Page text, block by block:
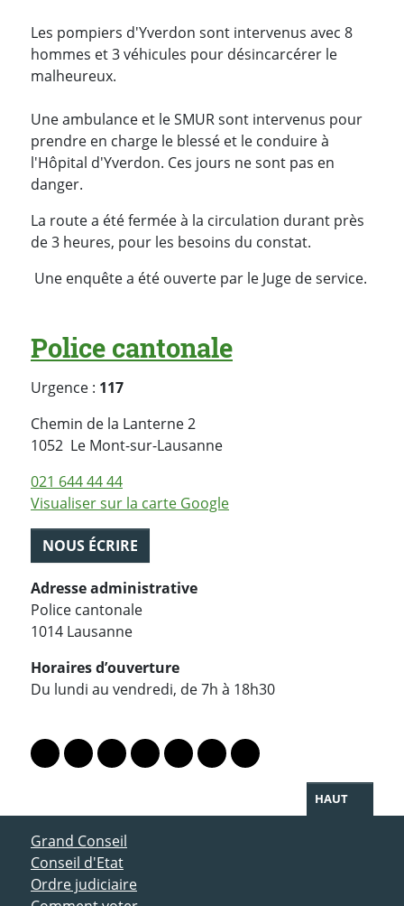
Les pompiers d'Yverdon sont intervenus avec 8
hommes et 3 véhicules pour désincarcérer le
malheureux.
Une ambulance et le SMUR sont intervenus pour
prendre en charge le blessé et le conduire à
l'Hôpital d'Yverdon. Ces jours ne sont pas en
danger.
La route a été fermée à la circulation durant près
de 3 heures, pour les besoins du constat.
Une enquête a été ouverte par le Juge de service.
Police cantonale
Urgence : 117
Chemin de la Lanterne 2
1052 Le Mont-sur-LausanneSuisse
021 644 44 44
Visualiser sur la carte Google
NOUS ÉCRIRE
Adresse administrative
Police cantonale
1014 Lausanne
Horaires d’ouverture
Du lundi au vendredi, de 7h à 18h30
Lien vers le profil Mastodon
Lien vers le profil Bluesky
Lien vers le profil Instagram
Lien vers le profil Linkedin
Lien vers le profil Facebook
Lien vers le profil Twitter
Partager par WhatsApp
HAUT
ACCÈS DIRECT
Grand Conseil
Conseil d'Etat
Ordre judiciaire